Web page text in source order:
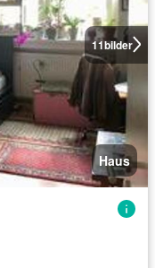
11bilder
Haus